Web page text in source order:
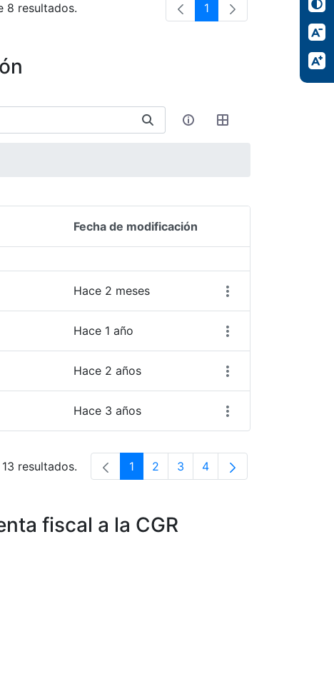
8 resultados. Página
1
Fecha de modificación
Hace 2 meses
Hace 1 año
Hace 2 años
Hace 3 años
resultados. Página
1 Página
2 Página
3 Página
4
fiscal a la CGR